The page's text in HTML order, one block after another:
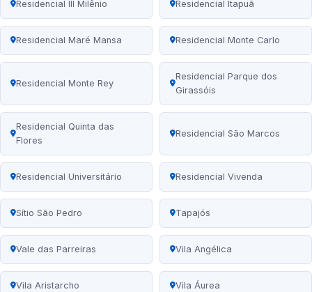
Residencial III Milênio Residencial Itapuã
Residencial Maré Mansa Residencial Monte Carlo
Residencial Monte Rey
Residencial Parque dos
Girassóis
Residencial Quinta das
Flores
Residencial São Marcos
Residencial Universitário Residencial Vivenda
Sítio São Pedro Tapajós
Vale das Parreiras Vila Angélica
Vila Aristarcho Vila Áurea